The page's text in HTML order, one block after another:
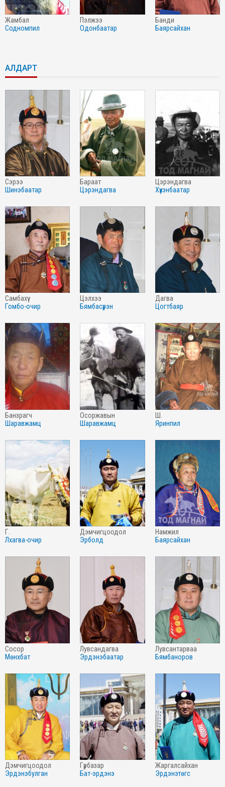
жамбал
содномпил
пэлжээ
одонбаатар
банди
баярсайхан
АЛДАРТ
сэрээ
шинэбаатар
бараат
цэрэндагва
цэрэндагва
хүүхэнбаатар
самбахүү
гомбо-очир
цэлхээ
бямбасүрэн
дагва
цогтбаяр
банзрагч
шаравжамц
осоржавын
шаравжамц
ш.
яринпил
г.
лхагва-очир
дэмчигцоодол
эрболд
намжил
баярсайхан
сосор
мөнхбат
лувсандагва
эрдэнэбаатар
лувсантарваа
бямбаноров
дэмчигцоодол
эрдэнэбулган
гүрбазар
бат-эрдэнэ
жаргалсайхан
эрдэнэтөгс